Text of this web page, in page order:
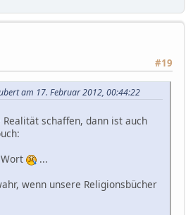
#19
am 17. Februar 2012, 00:44:22
schaffen, dann ist auch
...
wenn unsere Religionsbücher